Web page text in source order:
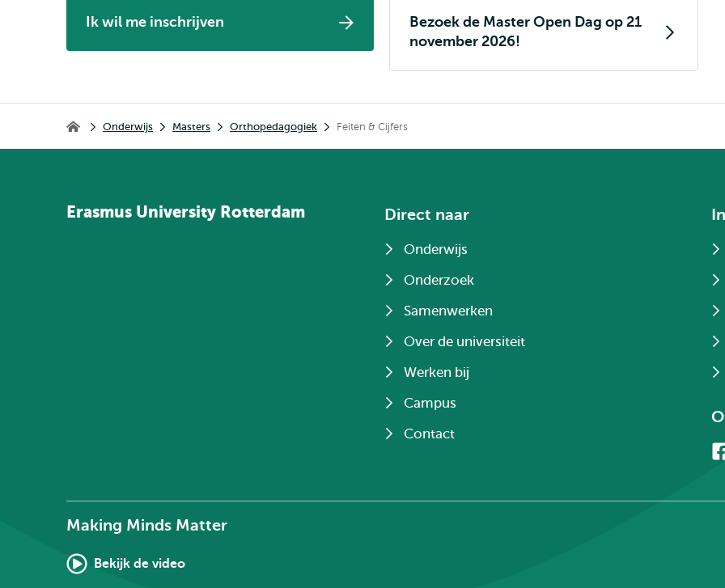
Ik wil me inschrijven
Bezoek de Master Open Dag op 21
november 2026!
Home Onderwijs Masters Orthopedagogiek Feiten & Cijfers
Erasmus University Rotterdam Direct naar
Onderwijs
Onderzoek
Samenwerken
Over de universiteit
Werken bij
Campus
Contact
Making Minds Matter
Bekijk de video